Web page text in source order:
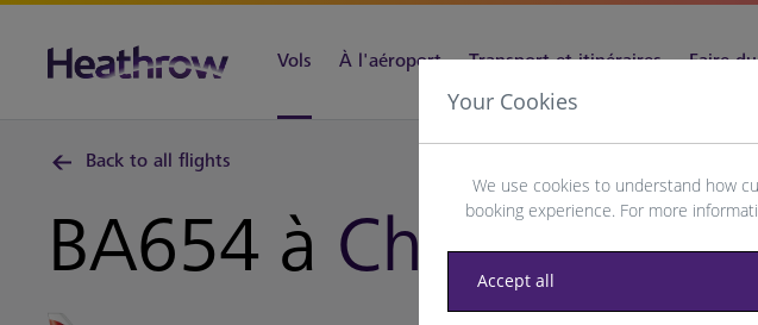
Vols À l'aéroport Transport et itinéraires Faire
Back to all flights
BA654 à Chania
Your Cookies
We use cookies to understand how
booking experience. For more
Accept all